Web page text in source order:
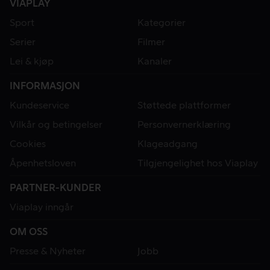
VIAPLAY
Sport
Kategorier
Serier
Filmer
Lei & kjøp
Kanaler
INFORMASJON
Kundeservice
Støttede plattformer
Vilkår og betingelser
Personvernerklæring
Cookies
Klageadgang
Åpenhetsloven
Tilgjengelighet hos Viaplay
PARTNER-KUNDER
Viaplay inngår
OM OSS
Presse & Nyheter
Jobb